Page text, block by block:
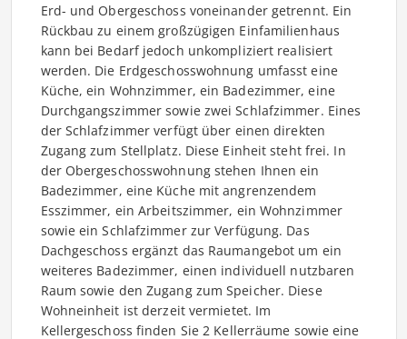
Erd- und Obergeschoss voneinander getrennt. Ein
Rückbau zu einem großzügigen Einfamilienhaus
kann bei Bedarf jedoch unkompliziert realisiert
werden. Die Erdgeschosswohnung umfasst eine
Küche, ein Wohnzimmer, ein Badezimmer, eine
Durchgangszimmer sowie zwei Schlafzimmer. Eines
der Schlafzimmer verfügt über einen direkten
Zugang zum Stellplatz. Diese Einheit steht frei. In
der Obergeschosswohnung stehen Ihnen ein
Badezimmer, eine Küche mit angrenzendem
Esszimmer, ein Arbeitszimmer, ein Wohnzimmer
sowie ein Schlafzimmer zur Verfügung. Das
Dachgeschoss ergänzt das Raumangebot um ein
weiteres Badezimmer, einen individuell nutzbaren
Raum sowie den Zugang zum Speicher. Diese
Wohneinheit ist derzeit vermietet. Im
Kellergeschoss finden Sie 2 Kellerräume sowie eine